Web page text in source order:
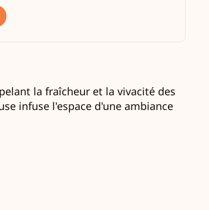
la fraîcheur et la vivacité des
infuse l'espace d'une ambiance